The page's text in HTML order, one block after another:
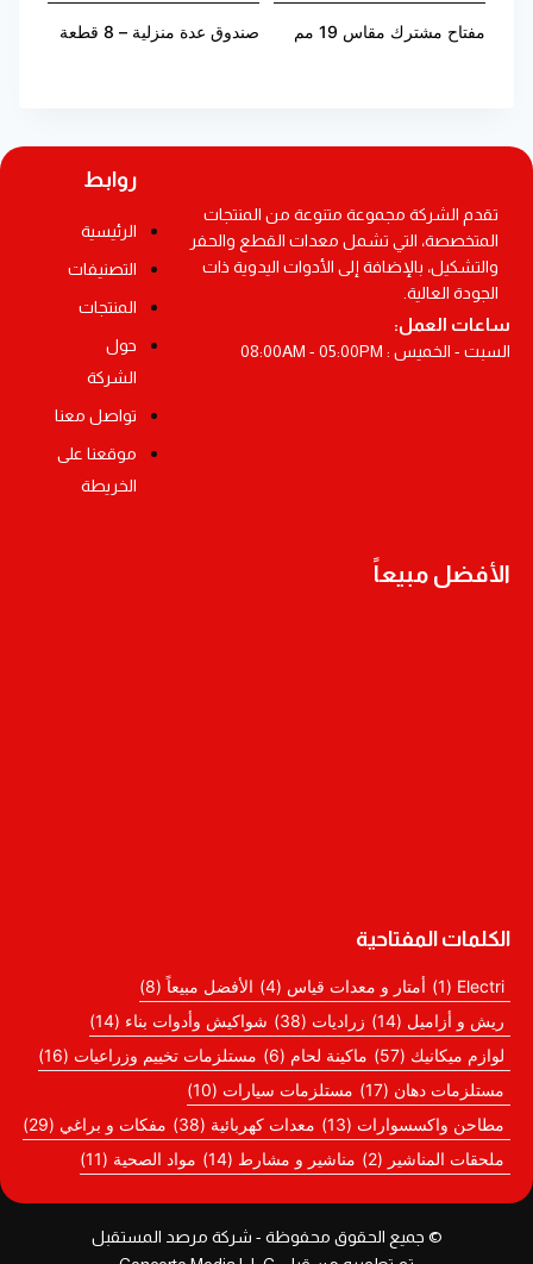
مفتاح مشترك مقاس 19 مم صندوق عدة منزلية – 8 قطعة
تقدم الشركة مجموعة متنوعة من المنتجات
المتخصصة، التي تشمل معدات القطع والحفر
والتشكيل، بالإضافة إلى الأدوات اليدوية ذات
الجودة العالية.
ساعات العمل:
السبت - الخميس : 08:00AM - 05:00PM
روابط
الرئيسية
التصنيفات
المنتجات
حول
الشركة
تواصل معنا
موقعنا على
الخريطة
الأفضل مبيعاً
الكلمات المفتاحية
Electri
(1) أمتار و معدات قياس (4) الأفضل مبيعاً(8)
ريش و أزاميل (14) زراديات (38) شواكيش وأدوات بناء (14)
لوازم ميكانيك (57) ماكينة لحام (6) مستلزمات تخييم وزراعيات (16)
مستلزمات دهان (17) مستلزمات سيارات (10)
مطاحن واكسسوارات (13) معدات كهربائية (38) مفكات و براغي (29)
ملحقات المناشير (2) مناشير و مشارط (14) مواد الصحية (11)
© جميع الحقوق محفوظة - شركة مرصد المستقبل